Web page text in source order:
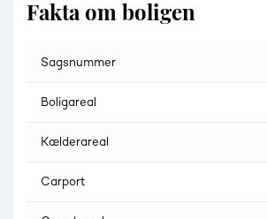
Fakta om boligen
Sagsnummer
Boligareal
Kælderareal
Carport